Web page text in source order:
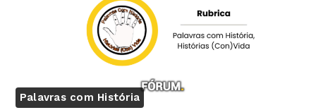
Palavras com História